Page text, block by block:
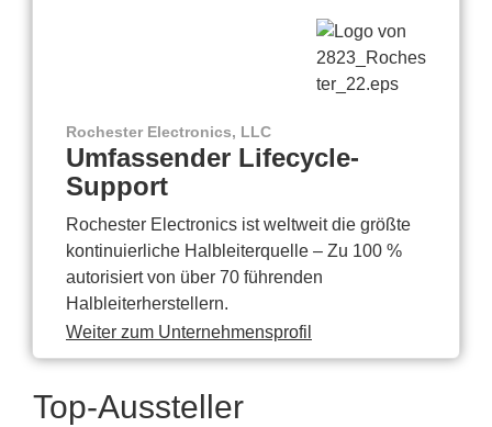
Rochester Electronics, LLC
Umfassender Lifecycle-
Support
Rochester Electronics ist weltweit die größte
kontinuierliche Halbleiterquelle – Zu 100 %
autorisiert von über 70 führenden
Halbleiterherstellern.
Weiter zum Unternehmensprofil
Top-Aussteller